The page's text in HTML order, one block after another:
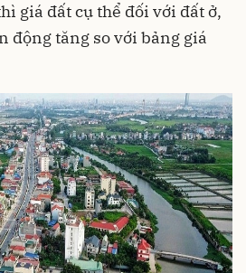
giá đất cụ thể đối với đất ở,
động tăng so với bảng giá